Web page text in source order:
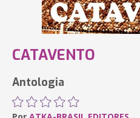
CATAVENTO
Antologia